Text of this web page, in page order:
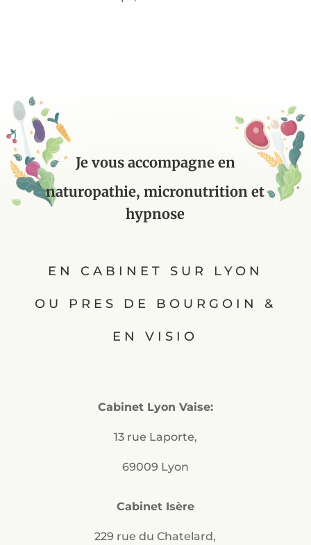
Je vous accompagne en
naturopathie, micronutrition et
hypnose
EN CABINET SUR LYON
OU PRES DE BOURGOIN &
EN VISIO
Cabinet Lyon Vaise:
13 rue Laporte,
69009 Lyon
Cabinet Isère
229 rue du Chatelard,